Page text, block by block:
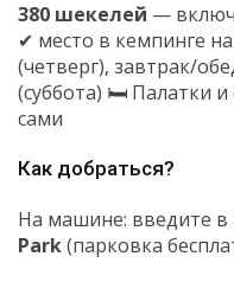
380 шекелей —
✔ место в кемпинге
(четверг), завтрак/
(суббота) 🛏 Палатки
сами
Как добраться?
На машине: введите в
Park(парковка